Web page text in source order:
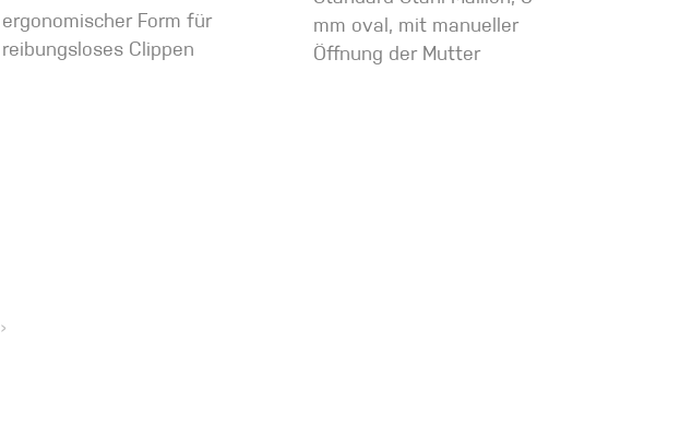
ergonomischer Form für
reibungsloses Clippen
mm oval, mit manueller
Öffnung der Mutter
›